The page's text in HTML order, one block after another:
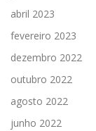
abril 2023
fevereiro 2023
dezembro 2022
outubro 2022
agosto 2022
junho 2022